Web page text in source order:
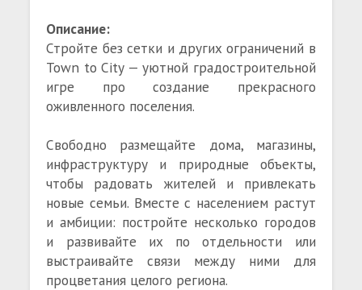
Описание:
Стройте без сетки и других ограничений в
Town to City — уютной градостроительной
игре про создание прекрасного
оживленного поселения.
Свободно размещайте дома, магазины,
инфраструктуру и природные объекты,
чтобы радовать жителей и привлекать
новые семьи. Вместе с населением растут
и амбиции: постройте несколько городов
и развивайте их по отдельности или
выстраивайте связи между ними для
процветания целого региона.